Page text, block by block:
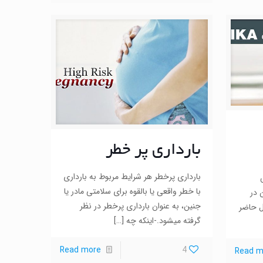
در
حاضر
Read
بارداری پر خطر
بارداری پرخطر هر شرایط مربوط به بارداری
با خطر واقعی یا بالقوه برای سلامتی مادر یا
جنین، به عنوان بارداری پرخطر در نظر
گرفته می­شود.-اینکه چه […]
4
Read more